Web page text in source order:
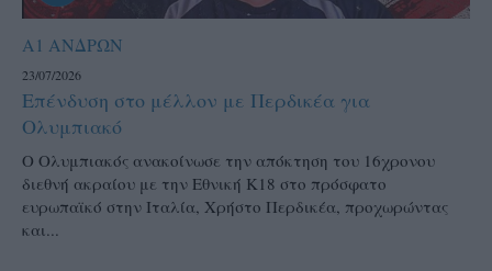
Α1 ΑΝΔΡΩΝ
23/07/2026
Επένδυση στο μέλλον με Περδικέα για
Ολυμπιακό
Ο Ολυμπιακός ανακοίνωσε την απόκτηση του 16χρονου
διεθνή ακραίου με την Εθνική Κ18 στο πρόσφατο
ευρωπαϊκό στην Ιταλία, Χρήστο Περδικέα, προχωρώντας
και...